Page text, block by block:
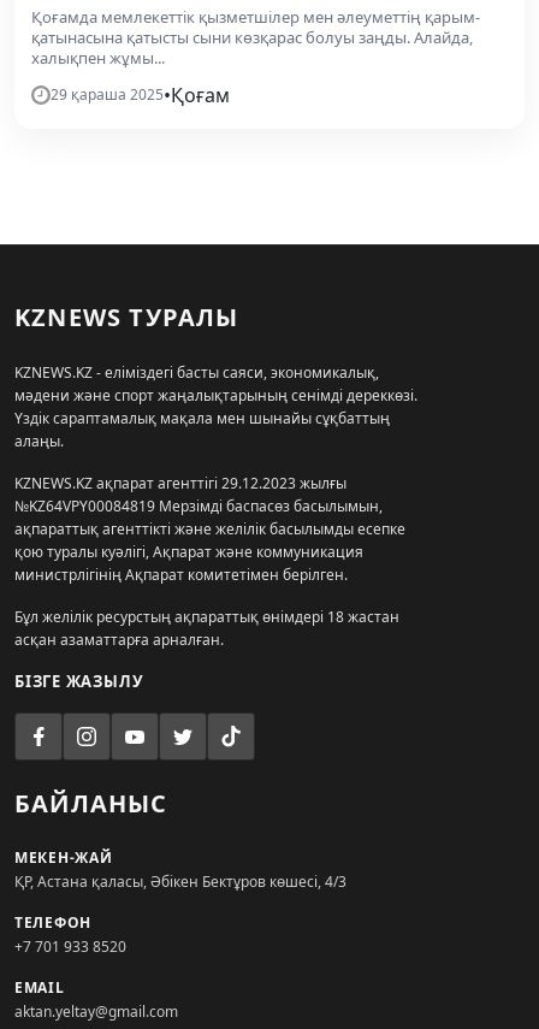
Қоғамда мемлекеттік қызметшілер мен әлеуметтің қарым-
қатынасына қатысты сыни көзқарас болуы заңды. Алайда,
халықпен жұмы...
29 қараша 2025•Қоғам
KZNEWS ТУРАЛЫ
KZNEWS.KZ - еліміздегі басты саяси, экономикалық,
мәдени және спорт жаңалықтарының сенімді дереккөзі.
Үздік сараптамалық мақала мен шынайы сұқбаттың
алаңы.
KZNEWS.KZ ақпарат агенттігі 29.12.2023 жылғы
№KZ64VPY00084819 Мерзімді баспасөз басылымын,
ақпараттық агенттікті және желілік басылымды есепке
қою туралы куәлігі, Ақпарат және коммуникация
министрлігінің Ақпарат комитетімен берілген.
Бұл желілік ресурстың ақпараттық өнімдері 18 жастан
асқан азаматтарға арналған.
БІЗГЕ ЖАЗЫЛУ
БАЙЛАНЫС
МЕКЕН-ЖАЙ
ҚР, Астана қаласы, Әбікен Бектұров көшесі, 4/3
ТЕЛЕФОН
+7 701 933 8520
EMAIL
aktan.yeltay@gmail.com